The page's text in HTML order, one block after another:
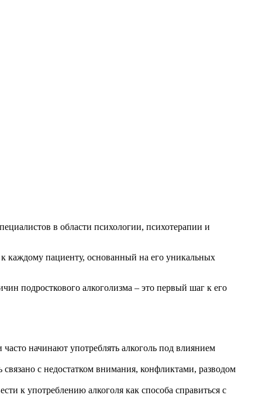
в области психологии, психотерапии и
каждому пациенту, основанный на его уникальных
подросткового алкоголизма – это первый шаг к его
начинают употреблять алкоголь под влиянием
с недостатком внимания, конфликтами, разводом
к употреблению алкоголя как способа справиться с